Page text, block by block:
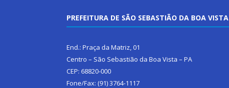
PREFEITURA DE SÃO SEBASTIÃO DA BOA VISTA
End.: Praça da Matriz, 01
Centro – São Sebastião da Boa Vista – PA
CEP: 68820-000
Fone/Fax: (91) 3764-1117